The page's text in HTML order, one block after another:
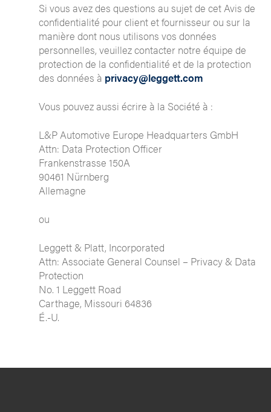
Si vous avez des questions au sujet de cet Avis de
confidentialité pour client et fournisseur ou sur la
manière dont nous utilisons vos données
personnelles, veuillez contacter notre équipe de
protection de la confidentialité et de la protection
des données à privacy@leggett.com
Vous pouvez aussi écrire à la Société à :
L&P Automotive Europe Headquarters GmbH
Attn: Data Protection Officer
Frankenstrasse 150A
90461 Nürnberg
Allemagne
ou
Leggett & Platt, Incorporated
Attn: Associate General Counsel – Privacy & Data
Protection
No. 1 Leggett Road
Carthage, Missouri 64836
É.-U.